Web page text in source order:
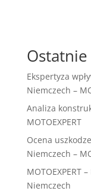
Ekspertyza
Niemczech –
Analiza
MOTOEXPERT
Ocena
Niemczech –
MOTOEXPERT
Niemczech